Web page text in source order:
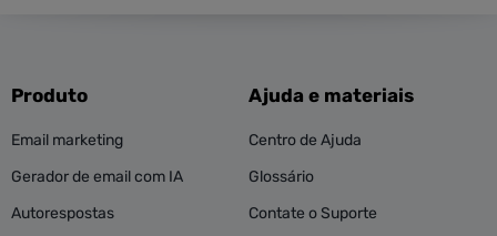
Produto
Email marketing
Gerador de email com IA
Autorespostas
Ajuda e materiais
Centro de Ajuda
Glossário
Contate o Suporte